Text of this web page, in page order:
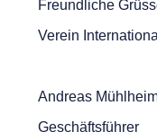
Freundliche
Verein
Andreas
Geschäftsführer